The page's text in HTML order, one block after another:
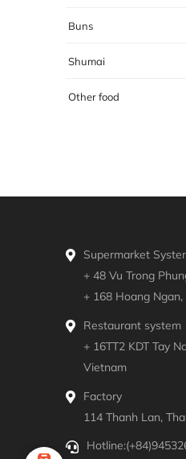
Buns
Shumai
Other food
Supermarket
+ 48 Vu Trong
+ 168 Hoang
Restaurant system
+ 16TT2 KDT Tay
Vietnam
Factory
114 Thanh Lan,
Hotline: